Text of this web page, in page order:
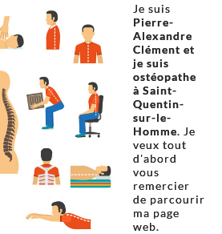
Je suis
Pierre-
Alexandre
Clément et
je suis
ostéopathe
à Saint-
Quentin-
sur-le-
Homme. Je
veux tout
d'abord
vous
remercier
de parcourir
ma page
web.